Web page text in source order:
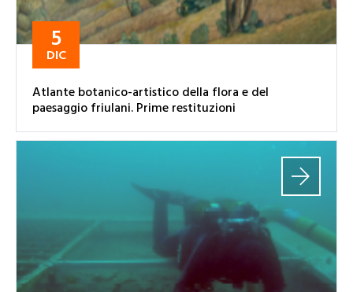
5
DIC
Atlante botanico-artistico della flora e del
paesaggio friulani. Prime restituzioni